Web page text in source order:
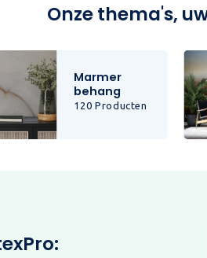
Onze thema's,
Marmer
behang
120 Producten